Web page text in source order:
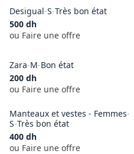
Desigual-S-Très bon état
500 dh
ou Faire une offre
Zara-M-Bon état
200 dh
ou Faire une offre
Manteaux et vestes - Femmes-
S-Très bon état
400 dh
ou Faire une offre